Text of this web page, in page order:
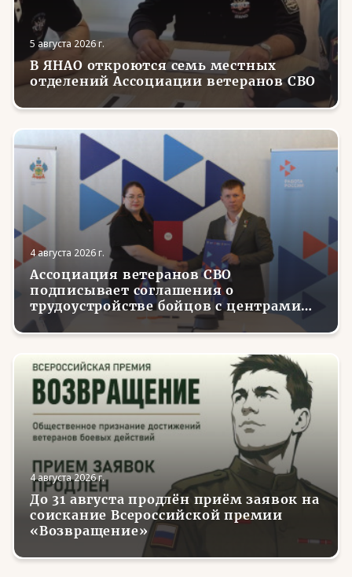
5 августа 2026 г.
В ЯНАО откроются семь местных
отделений Ассоциации ветеранов СВО
4 августа 2026 г.
Ассоциация ветеранов СВО
подписывает соглашения о
трудоустройстве бойцов с центрами
занятости в регионах России
4 августа 2026 г.
До 31 августа продлён приём заявок на
соискание Всероссийской премии
«Возвращение»